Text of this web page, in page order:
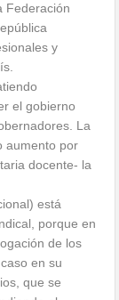
Federación
y
el gobierno
La
aumento por
docente- la
está
porque en
de los
en su
que se